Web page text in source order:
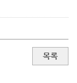
목록